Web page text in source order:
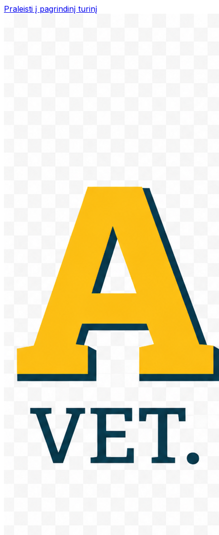
Praleisti į pagrindinį turinį